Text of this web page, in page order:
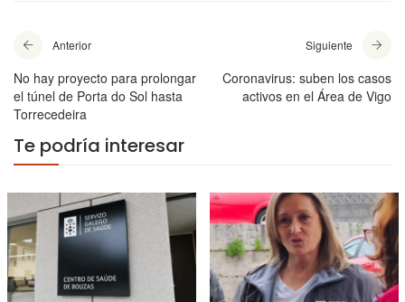
Anterior
No hay proyecto para prolongar
el túnel de Porta do Sol hasta
Torrecedeira
Siguiente
Coronavirus: suben los casos
activos en el Área de Vigo
Te podría interesar